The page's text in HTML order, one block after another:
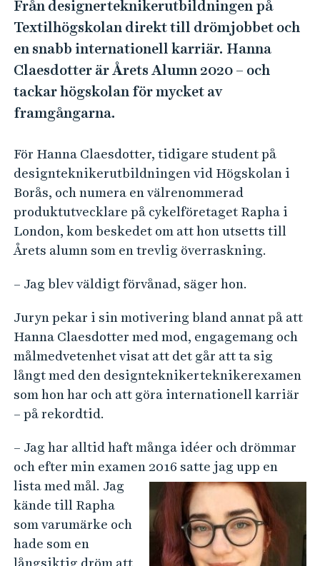
Från designerteknikerutbildningen på
Textilhögskolan direkt till drömjobbet och
en snabb internationell karriär. Hanna
Claesdotter är Årets Alumn 2020 – och
tackar högskolan för mycket av
framgångarna.
För Hanna Claesdotter, tidigare student på
designteknikerutbildningen vid Högskolan i
Borås, och numera en välrenommerad
produktutvecklare på cykelföretaget Rapha i
London, kom beskedet om att hon utsetts till
Årets alumn som en trevlig överraskning.
– Jag blev väldigt förvånad, säger hon.
Juryn pekar i sin motivering bland annat på att
Hanna Claesdotter med mod, engagemang och
målmedvetenhet visat att det går att ta sig
långt med den designteknikerteknikerexamen
som hon har och att göra internationell karriär
– på rekordtid.
– Jag har alltid haft många idéer och drömmar
och efter min examen 2016 satte jag upp en
lista med mål. Jag
kände till Rapha
som varumärke och
hade som en
långsiktig dröm att